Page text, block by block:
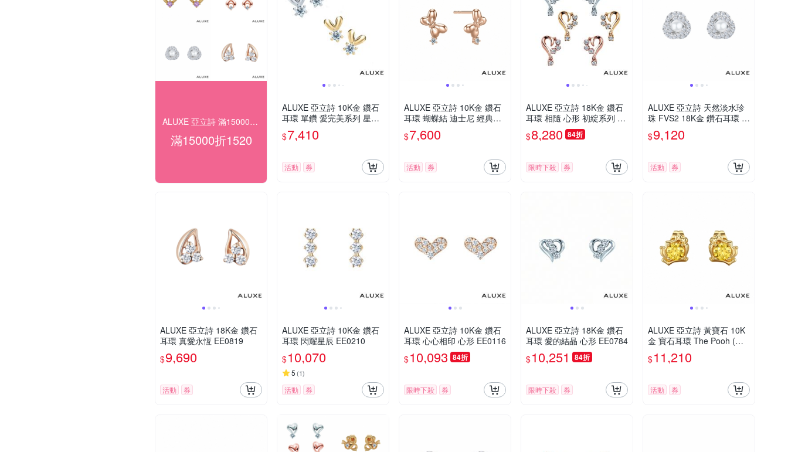
ALUXE 亞立詩 滿15000折1520
滿15000折1520
ALUXE 亞立詩 10K金 鑽石
耳環 單鑽 愛完美系列 星光
EE0209
$7,410
活動 券
ALUXE 亞立詩 10K金 鑽石
耳環 蝴蝶結 迪士尼 經典米
奇系列 EEDM003
$7,600
活動 券
ALUXE 亞立詩 18K金 鑽石
耳環 相隨 心形 初綻系列 EE
0785
$8,280 84折
限時下殺 券
ALUXE 亞立詩 天然淡水珍
珠 FVS2 18K金 鑽石耳環 珠
光璀璨 ES0102
$9,120
活動 券
ALUXE 亞立詩 18K金 鑽石
耳環 真愛永恆 EE0819
$9,690
活動 券
ALUXE 亞立詩 10K金 鑽石
耳環 閃耀星辰 EE0210
$10,070
5 (1)
活動 券
ALUXE 亞立詩 10K金 鑽石
耳環 心心相印 心形 EE0116
$10,093 84折
限時下殺 券
ALUXE 亞立詩 18K金 鑽石
耳環 愛的結晶 心形 EE0784
$10,251 84折
限時下殺 券
ALUXE 亞立詩 黃寶石 10K
金 寶石耳環 The Pooh (單
支) 小熊維尼 迪士尼系列 E
SDW002 ESDW012
$11,210
活動 券